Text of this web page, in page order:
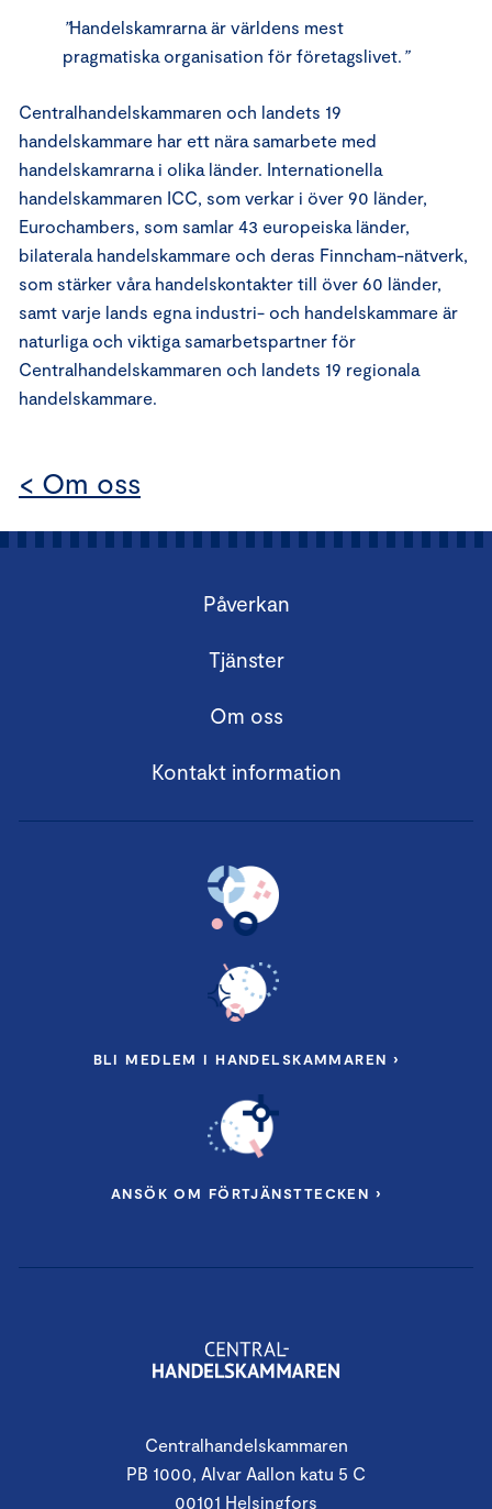
< Om oss
”Handelskamrarna är världens mest
pragmatiska organisation för företagslivet. ”
Centralhandelskammaren och landets 19
handelskammare har ett nära samarbete med
handelskamrarna i olika länder. Internationella
handelskammaren ICC, som verkar i över 90 länder,
Eurochambers, som samlar 43 europeiska länder,
bilaterala handelskammare och deras Finncham-nätverk,
som stärker våra handelskontakter till över 60 länder,
samt varje lands egna industri- och handelskammare är
naturliga och viktiga samarbetspartner för
Centralhandelskammaren och landets 19 regionala
handelskammare.
Centralhandelskammaren
PB 1000, Alvar Aallon katu 5 C
00101 Helsingfors
Påverkan
Tjänster
Om oss
Kontakt information
BLI MEDLEM I HANDELSKAMMAREN ›
ANSÖK OM FÖRTJÄNSTTECKEN ›